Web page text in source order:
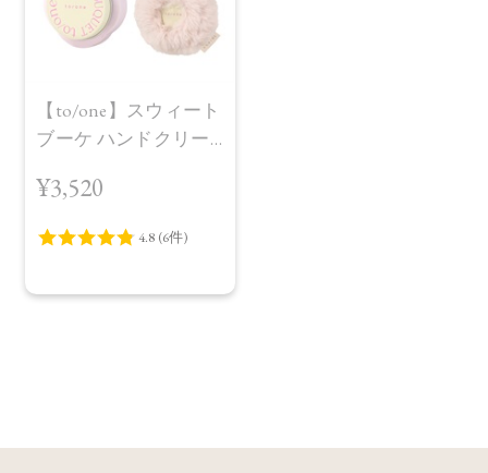
【to/one】スウィート
ブーケ ハンドクリー
¥3,520